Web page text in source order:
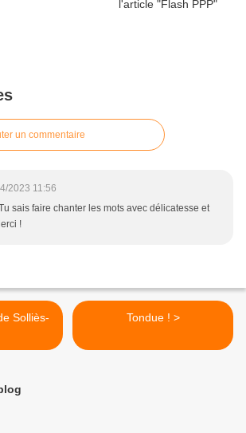
un commentaire
2023 11:56
sais faire chanter les mots avec délicatesse et
!
Tondue ! >